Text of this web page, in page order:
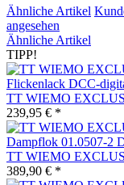
Ähnliche Artikel
angesehen
Ähnliche Artikel
TIPP!
TT WIEMO
239,95 € *
TT WIEMO
389,90 € *